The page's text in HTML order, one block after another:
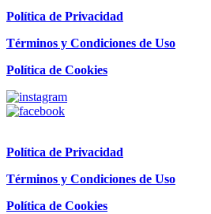
Política de Privacidad
Términos y Condiciones de Uso
Política de Cookies
Política de Privacidad
Términos y Condiciones de Uso
Política de Cookies